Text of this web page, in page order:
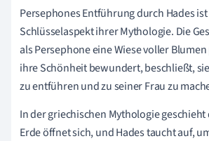
Persephones Entführung durch Hades
Schlüsselaspekt ihrer Mythologie. Die
als Persephone eine Wiese voller
ihre Schönheit bewundert, beschließt,
zu entführen und zu seiner Frau zu
In der griechischen Mythologie
Erde öffnet sich, und Hades taucht auf,